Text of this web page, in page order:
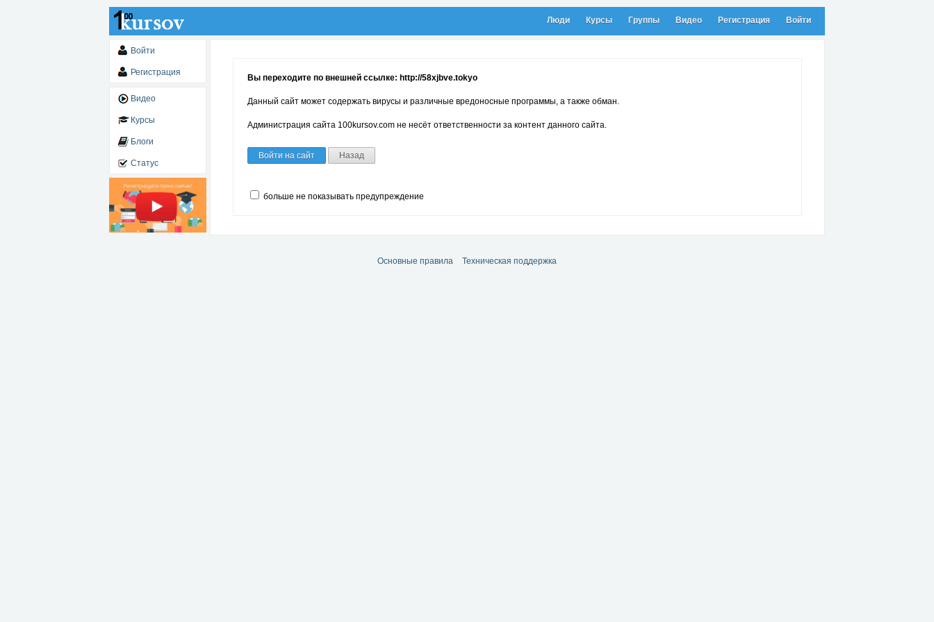
Люди Курсы Группы Видео Регистрация Войти
Войти
Регистрация
Видео
Курсы
Блоги
Статус
Вы переходите по внешней ссылке: http://58xjbve.tokyo
Данный сайт может содержать вирусы и различные вредоносные программы, а также обман.
Администрация сайта 100kursov.com не несёт ответственности за контент данного сайта.
Войти на сайт Назад
больше не показывать предупреждение
Основные правила Техническая поддержка